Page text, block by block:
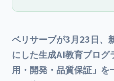
ベリサーブが3月23日、
にした生成AI教育プロ
用・開発・品質保証」